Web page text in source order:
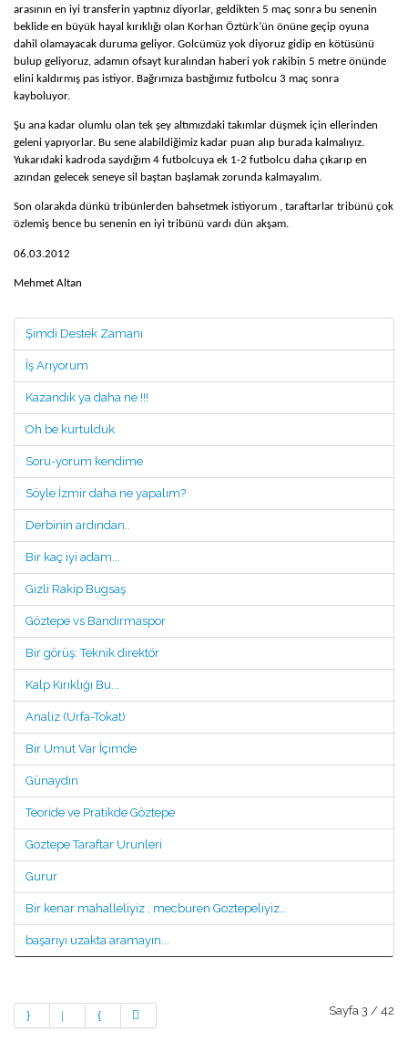
arasının en iyi transferin yaptınız diyorlar, geldikten 5 maç sonra bu senenin
beklide en büyük hayal kırıklığı olan Korhan Öztürk’ün önüne geçip oyuna
dahil olamayacak duruma geliyor. Golcümüz yok diyoruz gidip en kötüsünü
bulup geliyoruz, adamın ofsayt kuralından haberi yok rakibin 5 metre önünde
elini kaldırmış pas istiyor. Bağrımıza bastığımız futbolcu 3 maç sonra
kayboluyor.
Şu ana kadar olumlu olan tek şey altımızdaki takımlar düşmek için ellerinden
geleni yapıyorlar. Bu sene alabildiğimiz kadar puan alıp burada kalmalıyız.
Yukarıdaki kadroda saydığım 4 futbolcuya ek 1-2 futbolcu daha çıkarıp en
azından gelecek seneye sil baştan başlamak zorunda kalmayalım.
Son olarakda dünkü tribünlerden bahsetmek istiyorum , taraftarlar tribünü çok
özlemiş bence bu senenin en iyi tribünü vardı dün akşam.
06.03.2012
Mehmet Altan
Şimdi Destek Zamanı
İş Arıyorum
Kazandık ya daha ne !!!
Oh be kurtulduk
Soru-yorum kendime
Söyle İzmir daha ne yapalım?
Derbinin ardından..
Bir kaç iyi adam...
Gizli Rakip Bugsaş
Göztepe vs Bandırmaspor
Bir görüş: Teknik direktör
Kalp Kırıklığı Bu...
Analiz (Urfa-Tokat)
Bir Umut Var İçimde
Günaydın
Teoride ve Pratikde Göztepe
Goztepe Taraftar Urunleri
Gurur
Bir kenar mahalleliyiz , mecburen Goztepeliyiz…
başarıyı uzakta aramayın...
Sayfa 3 / 42